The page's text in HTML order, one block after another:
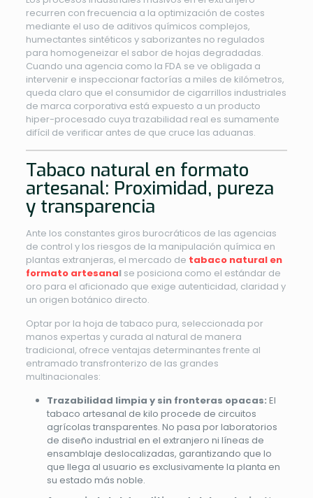
recurren con frecuencia a la optimización de costes
mediante el uso de aditivos químicos complejos,
humectantes sintéticos y saborizantes no regulados
para homogeneizar el sabor de hojas degradadas.
Cuando una agencia como la FDA se ve obligada a
intervenir e inspeccionar factorías a miles de kilómetros,
queda claro que el consumidor de cigarrillos industriales
de marca corporativa está expuesto a un producto
hiper-procesado cuya trazabilidad real es sumamente
difícil de verificar antes de que cruce las aduanas.
Tabaco natural en formato
artesanal: Proximidad, pureza
y transparencia
Ante los constantes giros burocráticos de las agencias
de control y los riesgos de la manipulación química en
plantas extranjeras, el mercado de tabaco natural en
formato artesanalse posiciona como el estándar de
oro para el aficionado que exige autenticidad, claridad y
un origen botánico directo.
Optar por la hoja de tabaco pura, seleccionada por
manos expertas y curada al natural de manera
tradicional, ofrece ventajas determinantes frente al
entramado transfronterizo de las grandes
multinacionales:
Trazabilidad limpia y sin fronteras opacas: El
tabaco artesanal de kilo procede de circuitos
agrícolas transparentes. No pasa por laboratorios
de diseño industrial en el extranjero ni líneas de
ensamblaje deslocalizadas, garantizando que lo
que llega al usuario es exclusivamente la planta en
su estado más noble.